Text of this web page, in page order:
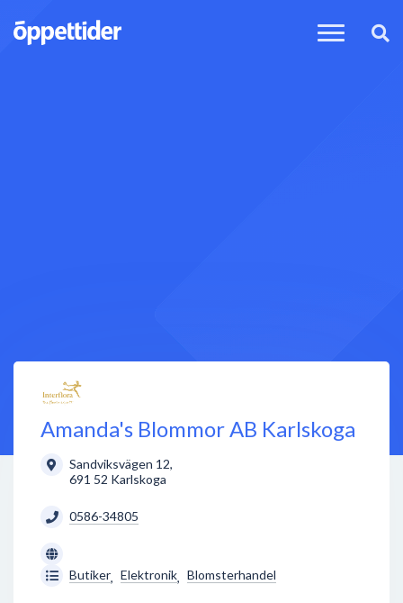
Amanda's Blommor AB Karlskoga
Sandviksvägen 12,
691 52 Karlskoga
0586-34805
Butiker, Elektronik, Blomsterhandel